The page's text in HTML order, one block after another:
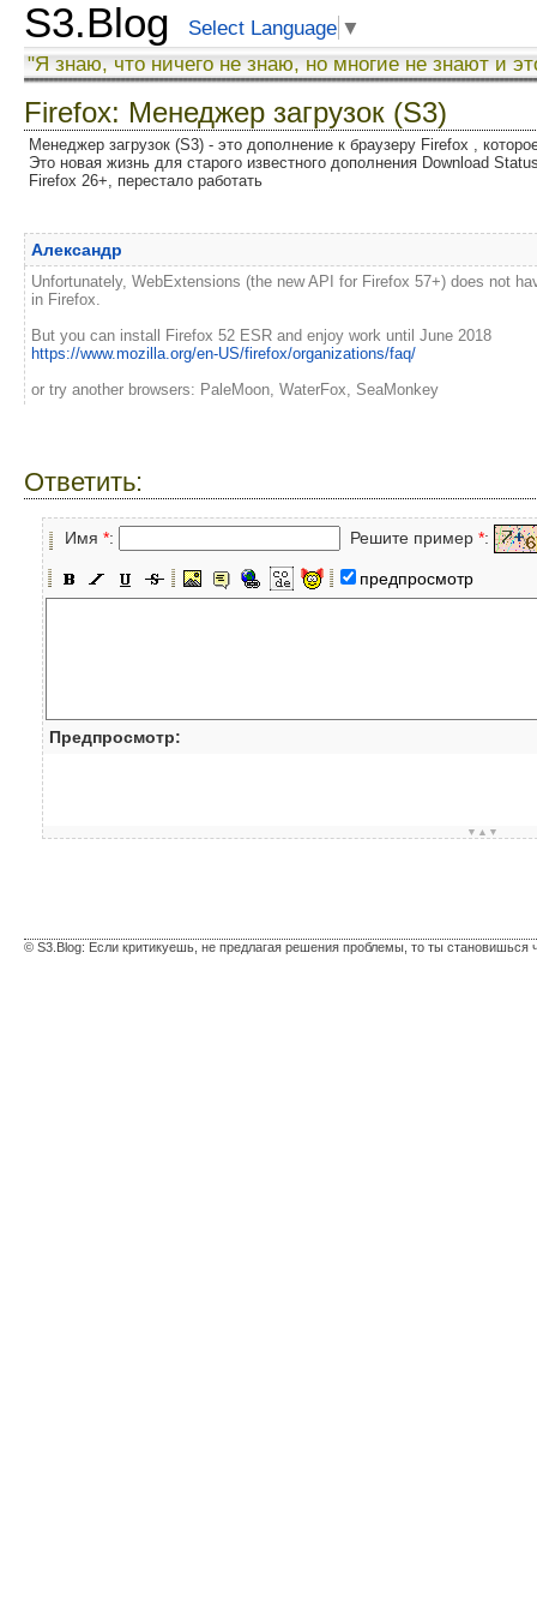
S3.Blog Select Language ▼
"Я знаю, что ничего не знаю, но многие не знают и
Firefox: Менеджер загрузок (S3)
Менеджер загрузок (S3) - это дополнение к браузеру Firefox ,
Это новая жизнь для старого известного дополнения Download
Firefox 26+, перестало работать
Александр
Unfortunately, WebExtensions (the new API for Firefox 57+) does not
in Firefox.
But you can install Firefox 52 ESR and enjoy work until June 2018
https://www.mozilla.org/en-US/firefox/organizations/faq/
or try another browsers: PaleMoon, WaterFox, SeaMonkey
Ответить:
Имя *: Решите пример *:
предпросмотр
Предпросмотр:
▼▲▼
© S3.Blog: Если критикуешь, не предлагая решения проблемы, то ты становишься